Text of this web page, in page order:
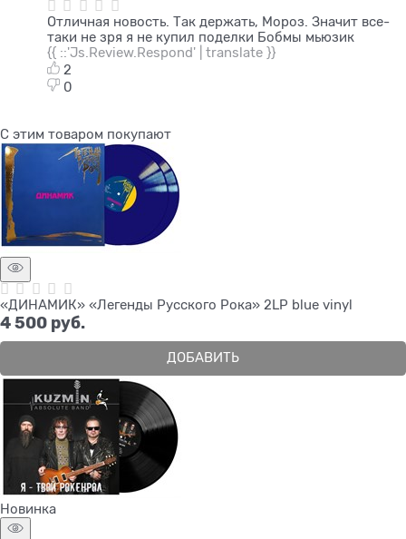
Отличная новость. Так держать, Мороз. Значит все-
таки не зря я не купил поделки Бобмы мьюзик
{{ ::'Js.Review.Respond' | translate }}
2
0
С этим товаром покупают
«ДИНАМИК» «Легенды Русского Рока» 2LP blue vinyl
4 500 руб.
ДОБАВИТЬ
Новинка